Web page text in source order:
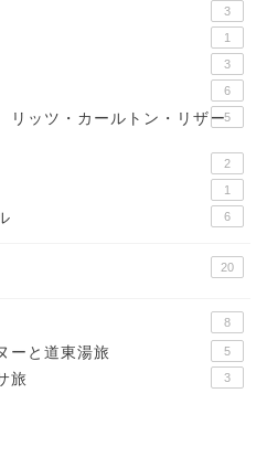
3
1
3
6
ッツ・カールトン・リザー5
2
1
6
20
8
ーと道東湯旅 5
旅 3